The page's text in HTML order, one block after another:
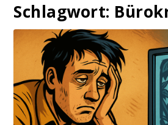
Schlagwort: